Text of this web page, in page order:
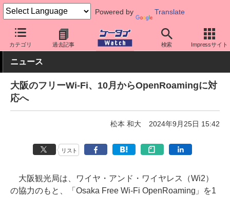
Powered by Translate
カテゴリ 過去記事 検索 Impressサイト
ケータイ Watch アプリ・サービス Wi-Fi
ニュース
大阪のフリーWi-Fi、10月からOpenRoamingに対
応へ
松本 和大 2024年9月25日 15:42
リスト
大阪観光局は、ワイヤ・アンド・ワイヤレス（Wi2）
の協力のもと、「Osaka Free Wi-Fi OpenRoaming」を1